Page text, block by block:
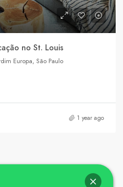
no St. Louis
Europa, São Paulo
1 year ago